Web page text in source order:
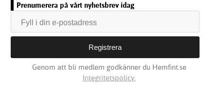
Prenumerera på vårt nyhetsbrev idag
Genom att bli medlem godkänner du Hemfint.se
Integritetspolicy.